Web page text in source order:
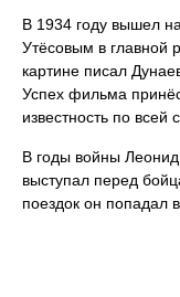
В 1934 году вышел
Утёсовым в главной
картине писал
Успех фильма
известность по всей
В годы войны
выступал перед
поездок он попадал